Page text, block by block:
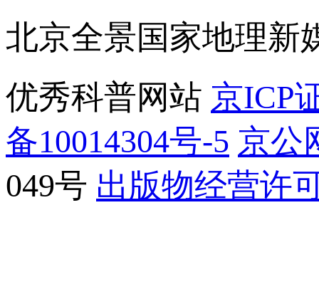
北京全景国家地理新
优秀科普网站 京ICP
备10014304号-5 京公
049号 出版物经营许